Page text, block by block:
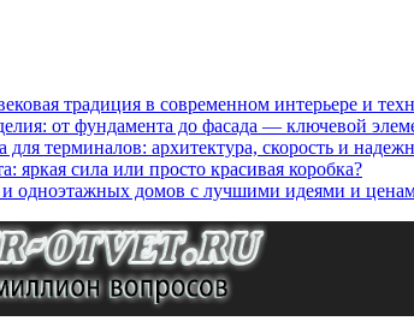
традиция в современном интерьере и
от фундамента до фасада — ключевой
терминалов: архитектура, скорость и
яркая сила или просто красивая коробка?
одноэтажных домов с лучшими идеями и